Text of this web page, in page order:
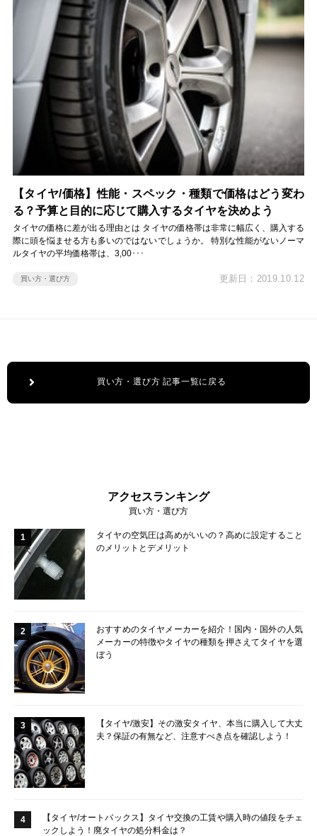
【タイヤ/価格】性能・スペック・種類で価格はどう変わ
る？予算と目的に応じて購入するタイヤを決めよう
タイヤの価格に差が出る理由とは タイヤの価格帯は非常に幅広く、購入する
際に頭を悩ませる方も多いのではないでしょうか。 特別な性能がないノーマ
ルタイヤの平均価格帯は、3,00･･･
買い方・選び方 更新日：2019.10.12
買い方・選び方 記事一覧に戻る
アクセスランキング
買い方・選び方
1
タイヤの空気圧は高めがいいの？高めに設定すること
のメリットとデメリット
2
おすすめのタイヤメーカーを紹介！国内・国外の人気
メーカーの特徴やタイヤの種類を押さえてタイヤを選
ぼう
3
【タイヤ/激安】その激安タイヤ、本当に購入して大丈
夫？保証の有無など、注意すべき点を確認しよう！
4
【タイヤ/オートバックス】タイヤ交換の工賃や購入時の値段をチェ
ックしよう！廃タイヤの処分料金は？